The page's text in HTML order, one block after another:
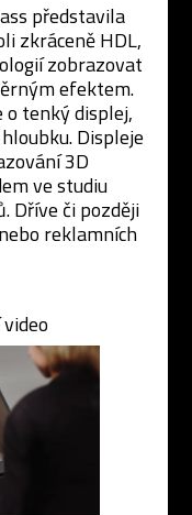
představila
zkráceně HDL,
zobrazovat
efektem.
tenký displej,
Displeje
3D
ve studiu
Dříve či později
reklamních